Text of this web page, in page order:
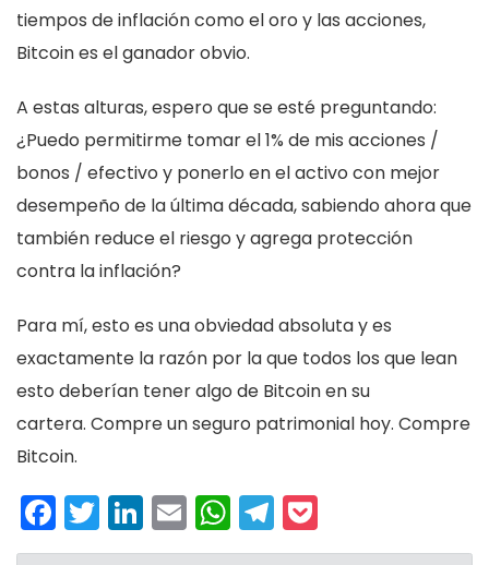
tiempos de inflación como el oro y las acciones,
Bitcoin es el ganador obvio.
A estas alturas, espero que se esté preguntando:
¿Puedo permitirme tomar el 1% de mis acciones /
bonos / efectivo y ponerlo en el activo con mejor
desempeño de la última década, sabiendo ahora que
también reduce el riesgo y agrega protección
contra la inflación?
Para mí, esto es una obviedad absoluta y es
exactamente la razón por la que todos los que lean
esto deberían tener algo de Bitcoin en su
cartera. Compre un seguro patrimonial hoy. Compre
Bitcoin.
Facebook
Twitter
LinkedIn
EmailWhatsApp
Telegram